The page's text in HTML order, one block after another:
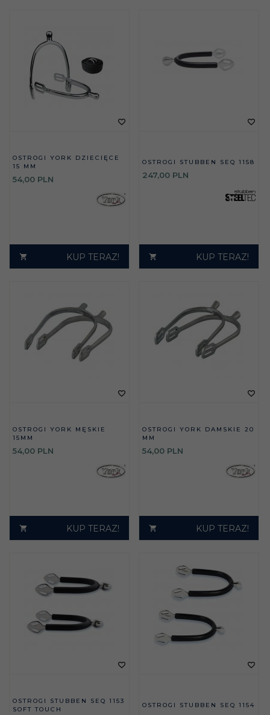
OSTROGI YORK DZIECIĘCE
15 MM
54,00 PLN
KUP TERAZ!
OSTROGI STUBBEN SEQ 1158
247,00 PLN
KUP TERAZ!
OSTROGI YORK MĘSKIE
15MM
54,00 PLN
KUP TERAZ!
OSTROGI YORK DAMSKIE 20
MM
54,00 PLN
KUP TERAZ!
OSTROGI STUBBEN SEQ 1153
SOFT TOUCH
OSTROGI STUBBEN SEQ 1154